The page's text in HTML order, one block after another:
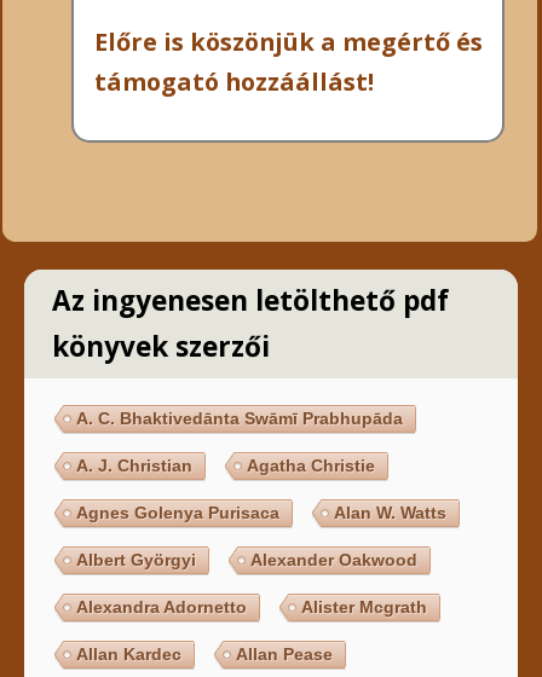
Előre is köszönjük a megértő és
támogató hozzáállást!
Az ingyenesen letölthető pdf
könyvek szerzői
A. C. Bhaktivedānta Swāmī Prabhupāda
A. J. Christian Agatha Christie
Agnes Golenya Purisaca Alan W. Watts
Albert Györgyi Alexander Oakwood
Alexandra Adornetto Alister Mcgrath
Allan Kardec Allan Pease